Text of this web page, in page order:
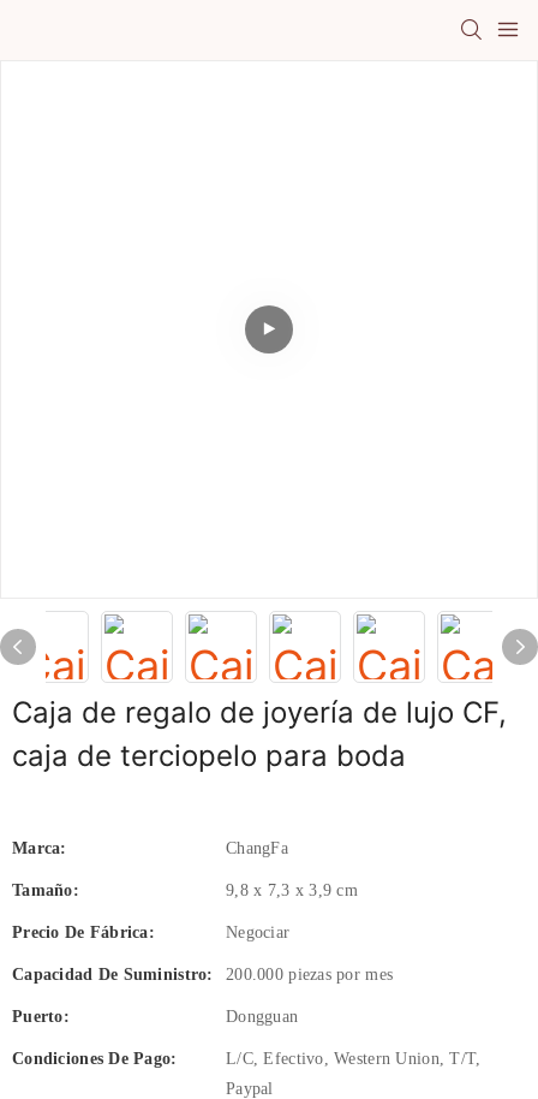
Caja de regalo de joyería de lujo CF,
caja de terciopelo para boda
Marca: ChangFa
Tamaño: 9,8 x 7,3 x 3,9 cm
Precio De Fábrica: Negociar
Capacidad De Suministro: 200.000 piezas por mes
Puerto: Dongguan
Condiciones De Pago:
L/C, Efectivo, Western Union, T/T,
Paypal